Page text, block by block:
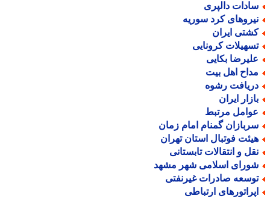
دالپری
کرد سوریه
ایران
کرونایی
بکایی
اهل بیت
رشوه
ایران
مرتبط
گمنام امام زمان
فوتبال استان تهران
و انتقالات تابستانی
اسلامی شهر مشهد
صادرات غیرنفتی
ارتباطی